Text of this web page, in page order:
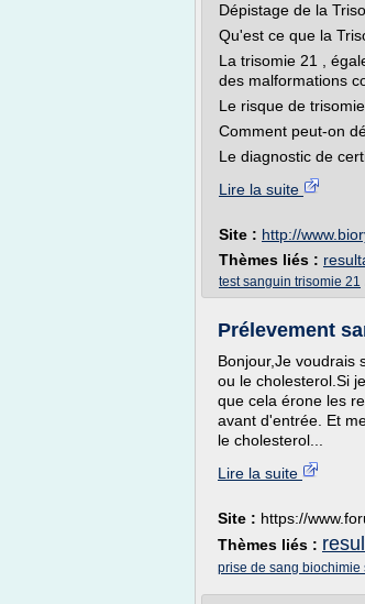
Dépistage de la
Qu'est ce que la
La trisomie 21 ,
des malformations
Le risque de
Comment peut-on
Le diagnostic de
Lire la suite
Site : http://
Thèmes liés :
test sanguin trisomie 21
Prélevement
Bonjour,Je voudrais
ou le cholesterol.Si
que cela érone les
avant d'entrée. Et
le cholesterol...
Lire la suite
Site : https://
Thèmes liés :
prise de sang biochimie